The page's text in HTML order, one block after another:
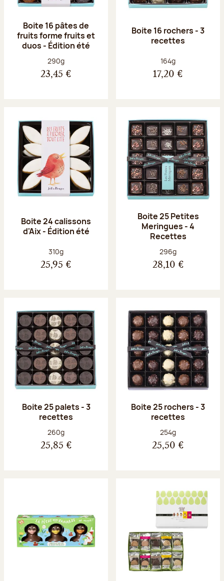
Boite 16 pâtes de
fruits forme fruits et
duos - Édition été
Poids net :
290g
23,45 €
Boite 16 rochers - 3
recettes
Poids net :
164g
17,20 €
Boite 24 calissons
d'Aix - Édition été
Poids net :
310g
25,95 €
Boite 25 Petites
Meringues - 4
Recettes
Poids net :
296g
28,10 €
Boite 25 palets - 3
recettes
Poids net :
260g
25,85 €
Boite 25 rochers - 3
recettes
Poids net :
254g
25,50 €